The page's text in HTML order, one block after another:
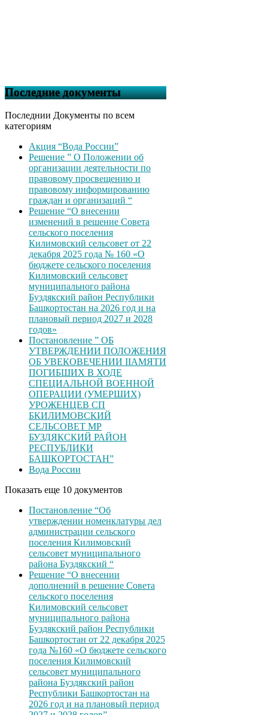
Последние документы
Последнии Документы по всем
категориям
Акция “Вода России”
Решение ” О Положении об
организации деятельности по
правовому просвещению и
правовому информированию
граждан и организаций “
Решение “О внесении
изменений в решение Совета
сельского поселения
Килимовский сельсовет от 22
декабря 2025 года № 160 «О
бюджете сельского поселения
Килимовский сельсовет
муниципального района
Буздякский район Республики
Башкортостан на 2026 год и на
плановый период 2027 и 2028
годов»
Постановление ” ОБ
УТВЕРЖДЕНИИ ПОЛОЖЕНИЯ
ОБ УВЕКОВЕЧЕНИИ ІІАМЯТИ
ПОГИБШИХ В ХОДЕ
СПЕЦИАЛЬНОЙ ВОЕННОЙ
ОПЕРАЦИИ (УМЕРШИХ)
УРОЖЕНЦЕВ CП
БКИЛИМОВСКИЙ
СЕЛЬСОВЕТ МР
БУЗДЯКСКИЙ РАЙОН
РЕСПУБЛИКИ
БАШКОРТОСТАН”
Вода России
Показать еще 10 документов
Постановление “Об
утверждении номенклатуры дел
администрации сельского
поселения Килимовский
сельсовет муниципального
района Буздякский “
Решение “О внесении
дополнений в решение Совета
сельского поселения
Килимовский сельсовет
муниципального района
Буздякский район Республики
Башкортостан от 22 декабря 2025
года №160 «О бюджете сельского
поселения Килимовский
сельсовет муниципального
района Буздякский район
Республики Башкортостан на
2026 год и на плановый период